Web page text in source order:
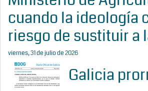
cuando la ideología
riesgo de sustituir a
viernes, 31 de julio de 2026
Galicia